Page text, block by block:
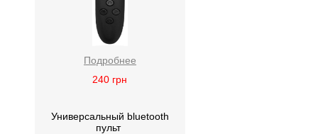
Подробнее
240 грн
Универсальный bluetooth
пульт